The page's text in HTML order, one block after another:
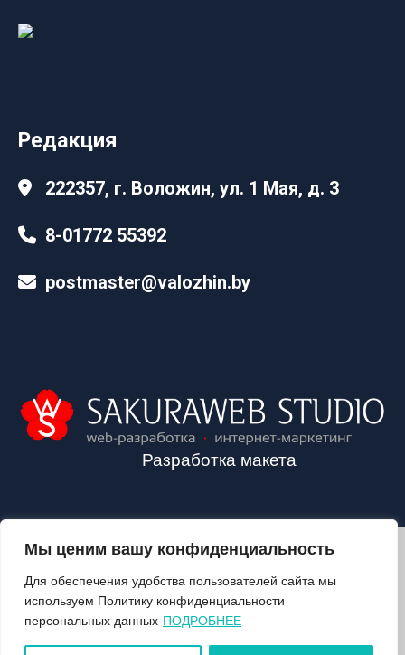
Мы ценим вашу конфиденциальность
Для обеспечения удобства пользователей сайта мы
используем Политику конфиденциальности
персональных данных ПОДРОБНЕЕ
Редакция
222357, г. Воложин, ул. 1 Мая, д. 3
8-01772 55392
postmaster@valozhin.by
Разработка макета
2024©VALOZHIN.BY - НОВОСТИ ВОЛОЖИНСКОГО РАЙОНА
О ГАЗЕТЕ
ПОДПИСКА